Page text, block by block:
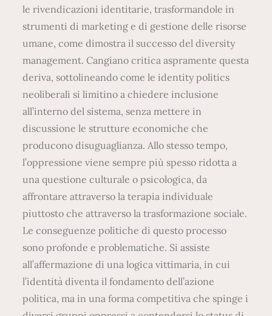
le rivendicazioni identitarie, trasformandole in
strumenti di marketing e di gestione delle risorse
umane, come dimostra il successo del diversity
management. Cangiano critica aspramente questa
deriva, sottolineando come le identity politics
neoliberali si limitino a chiedere inclusione
all’interno del sistema, senza mettere in
discussione le strutture economiche che
producono disuguaglianza. Allo stesso tempo,
l’oppressione viene sempre più spesso ridotta a
una questione culturale o psicologica, da
affrontare attraverso la terapia individuale
piuttosto che attraverso la trasformazione sociale.
Le conseguenze politiche di questo processo
sono profonde e problematiche. Si assiste
all’affermazione di una logica vittimaria, in cui
l’identità diventa il fondamento dell’azione
politica, ma in una forma competitiva che spinge i